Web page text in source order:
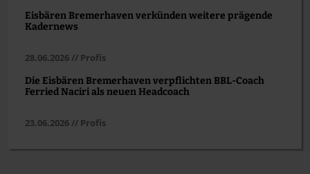
Eisbären Bremerhaven verkünden weitere prägende
Kadernews
28.06.2026 // Profis
Die Eisbären Bremerhaven verpflichten BBL-Coach
Ferried Naciri als neuen Headcoach
23.06.2026 // Profis